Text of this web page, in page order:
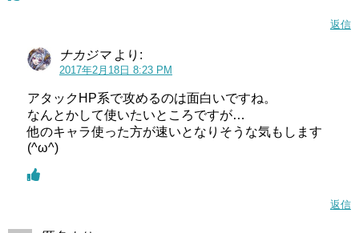
返信
ナカジマ より:
2017年2月18日 8:23 PM
アタックHP系で攻めるのは面白いですね。
なんとかして使いたいところですが…
他のキャラ使った方が速いとなりそうな気もします
(^ω^)
返信